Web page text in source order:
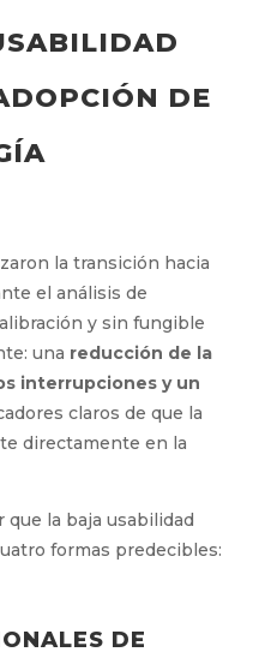
DE
la transición hacia
el análisis de
y sin fungible
una reducción de la
interrupciones y un
claros de que la
directamente en la
que la baja usabilidad
formas predecibles:
DE